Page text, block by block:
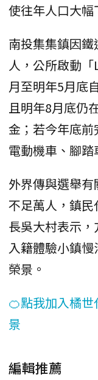
使往年人口大幅
南投集集鎮因
人，公所啟動
月至明年5月底
且明年8月底仍
金；若今年底
電動機車、腳踏
外界傳與選舉
不足萬人，鎮
長吳大村表示
入籍體驗小鎮
榮景。
🍊點我加入橘
景
編輯推薦